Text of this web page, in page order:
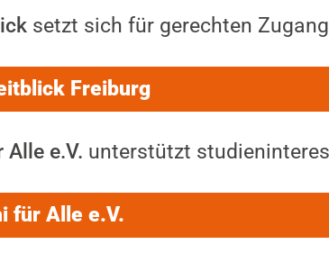
setzt sich für gerechten
Freiburg
Alle e.V. unterstützt
für Alle e.V.